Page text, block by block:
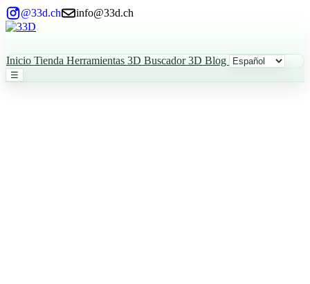
@33d.ch info@33d.ch
Inicio Tienda Herramientas 3D Buscador 3D Blog
☰